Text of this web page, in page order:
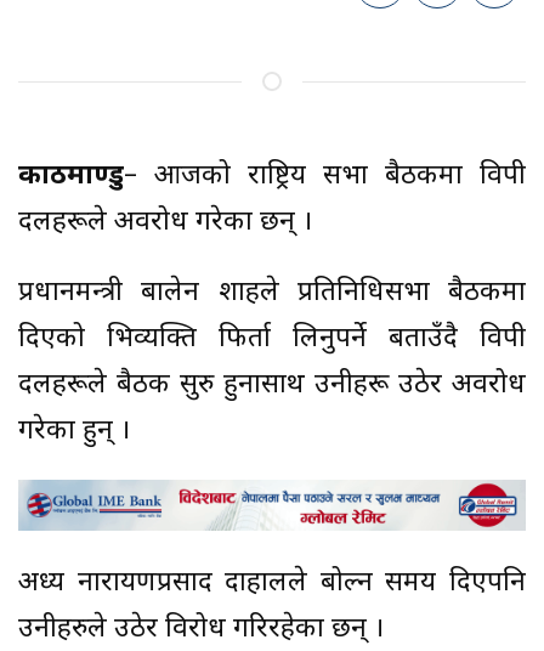
काठमाण्डु– आजको राष्ट्रिय सभा बैठकमा विपक्षी
दलहरूले अवरोध गरेका छन् ।
प्रधानमन्त्री बालेन शाहले प्रतिनिधिसभा बैठकमा
दिएको भिव्यक्ति फिर्ता लिनुपर्ने बताउँदै विपक्षी
दलहरूले बैठक सुरु हुनासाथ उनीहरू उठेर अवरोध
गरेका हुन् ।
अध्यक्ष नारायणप्रसाद दाहालले बोल्न समय दिएपनि
उनीहरुले उठेर विरोध गरिरहेका छन् ।